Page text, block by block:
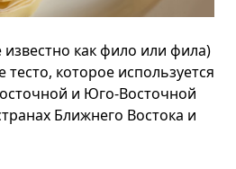
известно как фило или фила)
тесто, которое используется
и Юго-Восточной
Ближнего Востока и